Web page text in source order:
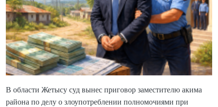
В области Жетысу суд вынес приговор заместителю акима
района по делу о злоупотреблении полномочиями при